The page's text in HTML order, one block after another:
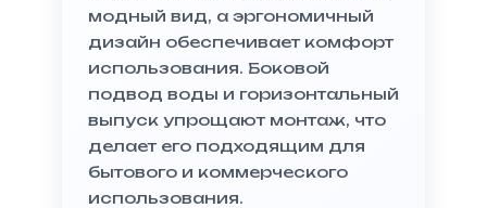
модный вид, а эргономичный
дизайн обеспечивает комфорт
использования. Боковой
подвод воды и горизонтальный
выпуск упрощают монтаж, что
делает его подходящим для
бытового и коммерческого
использования.